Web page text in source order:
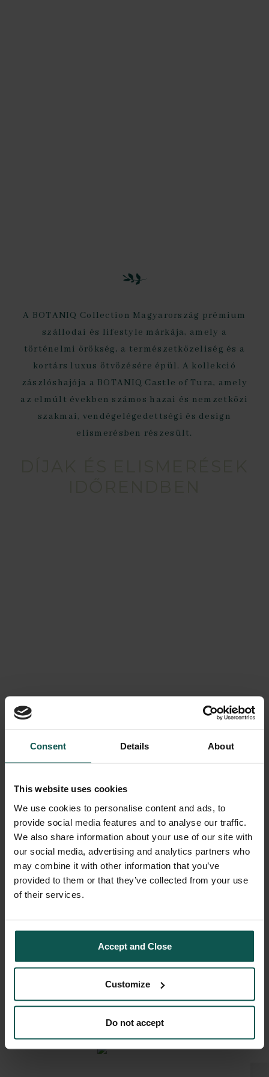
Consent Details About
This website uses cookies
We use cookies to personalise content and ads, to
provide social media features and to analyse our traffic.
We also share information about your use of our site with
our social media, advertising and analytics partners who
may combine it with other information that you’ve
provided to them or that they’ve collected from your use
of their services.
Accept and Close
Customize
Do not accept
A BOTANIQ Collection Magyarország prémium
szállodai és lifestyle márkája, amely a
történelmi örökség, a természetközeliség és a
kortárs luxus ötvözésére épül. A kollekció
zászlóshajója a BOTANIQ Castle of Tura, amely
az elmúlt években számos hazai és nemzetközi
szakmai, vendégelégedettségi és design
elismerésben részesült.
/ 10
BOTANIQ
COLLECTION
UTAZÁSOK